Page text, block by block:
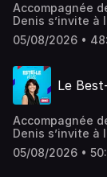
Accompagnée
Denis s’invite
sujets qui font
débats, coup
05/08/2026 •
Le
Accompagnée
Denis s’invite
sujets qui font
débats, coup
05/08/2026 •